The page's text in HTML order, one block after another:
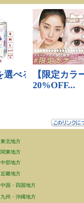
東北地方
関東地方
中部地方
近畿地方
中国・四国地方
九州・沖縄地方